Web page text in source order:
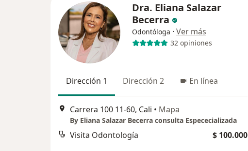
Dra. Eliana Salazar
Becerra
Odontóloga · Ver más
32 opiniones
Dirección 1 Dirección 2 En línea
Carrera 100 11-60, Cali • Mapa
By Eliana Salazar Becerra consulta Espececializada
Visita Odontología $ 100.000